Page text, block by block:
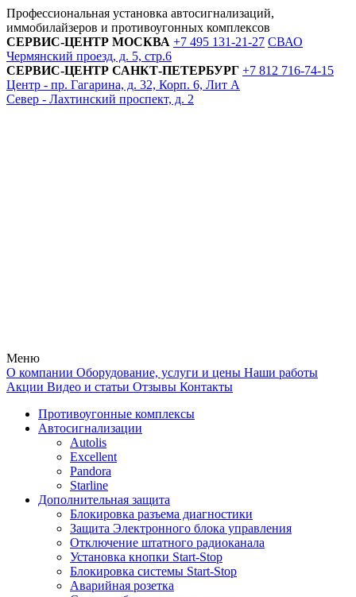
Профессиональная установка автосигнализаций,
иммобилайзеров и противоугонных комплексов
СЕРВИС-ЦЕНТР МОСКВА +7 495 131-21-27 СВАО
Чермянский проезд, д. 5, стр.6
СЕРВИС-ЦЕНТР САНКТ-ПЕТЕРБУРГ +7 812 716-74-15
Центр - пр. Гагарина, д. 32, Корп. 6, Лит А
Север - Лахтинский проспект, д. 2
Меню
О компании Оборудование, услуги и цены Наши работы
Акции Видео и статьи Отзывы Контакты
Противоугонные комплексы
Автосигнализации
Autolis
Excellent
Pandora
Starline
Дополнительная защита
Блокировка разъема диагностики
Защита Электронного блока управления
Отключение штатного радиоканала
Установка кнопки Start-Stop
Блокировка системы Start-Stop
Аварийная розетка